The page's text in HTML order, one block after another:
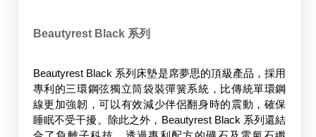
Beautyrest Black 系列
Beautyrest Black 系列床墊是席夢思的頂級產品，採用
專利的三環鋼弦獨立筒袋裝彈簧系統，比傳統單環鋼
線更加強韌，可以有效減少伴侶翻身時的震動，確保
睡眠不受干擾。除此之外，Beautyrest Black 系列還結